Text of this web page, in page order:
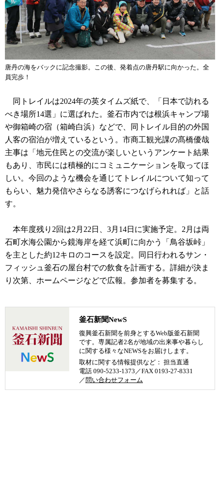
唐丹の海をバックに記念撮影。この後、発着点の唐丹駅に向かった。全
員完歩！
同トレイルは2024年の英タイムズ紙で、「日本で訪れる
べき場所14選」に選ばれた。釜石市内では根浜キャンプ場
や御箱崎の宿（箱崎白浜）などで、同トレイル目的の外国
人客の宿泊が増えているという。市商工観光課の髙橋優哉
主事は「地元住民との交流が楽しいというアンケート結果
もあり、市民には積極的にコミュニケーションを取ってほ
しい。今回のような機会を通じてトレイルについて知って
もらい、魅力発信やさらなる誘客につなげられれば」と話
す。
本年度残り2回は2月22日、3月14日に実施予定。2月は両
石町水海公園から鏡海岸を経て浜町に向かう「鳥谷坂峠」
を主とした約12キロのコースを設定。同日行われるサン・
フィッシュ釜石の屋台村での飲食を計画する。詳細が決ま
り次第、ホームページなどで広報。参加者を募集する。
釜石新聞NewS
復興釜石新聞を前身とするWeb版釜石新聞
です。専属記者2名が地域の出来事や暮らし
に関する様々なNEWSをお届けします。
取材に関する情報提供など： 担当直通
電話 090-5233-1373／FAX 0193-27-8331
／ 問い合わせフォーム